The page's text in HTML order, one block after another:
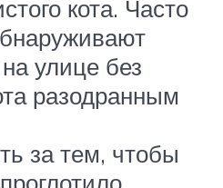
кота. Часто
улице без
разодранным
за тем, чтобы